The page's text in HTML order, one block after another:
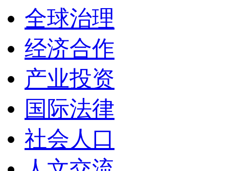
全球治理
经济合作
产业投资
国际法律
社会人口